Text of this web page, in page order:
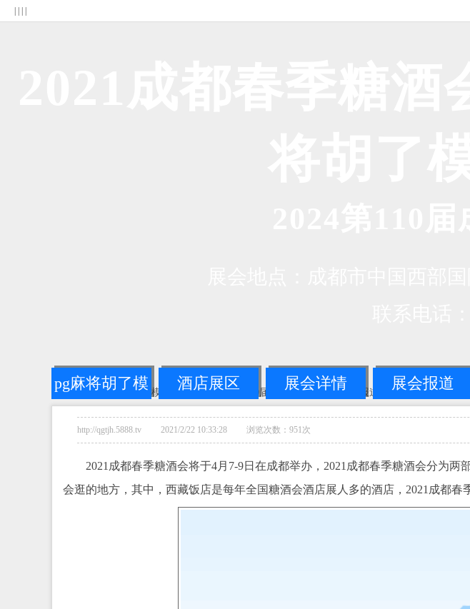
pg麻将胡了模
拟器链接
酒店展区 展会详情 展会报道
您的位置： pg麻将胡了模拟器链接-->2024第110届成都全国糖酒会展会报道 -->正文
http://qgtjh.5888.tv 2021/2/22 10:33:28 浏览次数：951次
2021成都春季糖酒会将于4月7-9日在成都举办，2021成都春季糖酒会分为
会逛的地方，其中，西藏饭店是每年全国糖酒会酒店展人多的酒店，2021成都春